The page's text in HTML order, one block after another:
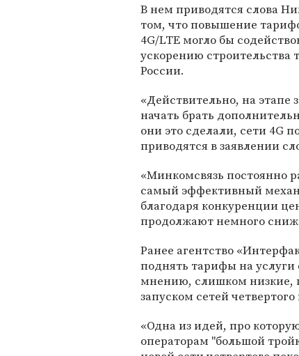
В нем приводятся слова
том, что повышение
4G/LTE могло бы
ускорению строительства
России.
«Действительно, на этапе
начать брать
они это сделали, сети 4G
приводятся в заявлении
«Минкомсвязь постоянно
самый эффективный
благодаря конкуренции
продолжают немного
Ранее агентство
поднять тарифы на услуги
мнению, слишком низкие,
запуском сетей
«Одна из идей, про
операторам "большой